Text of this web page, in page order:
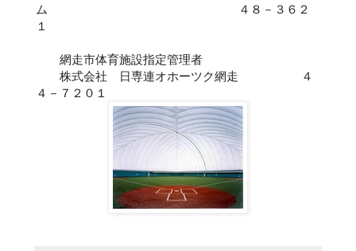
ム ４８－３６２
１
網走市体育施設指定管理者
株式会社 日専連オホーツク網走 ４
４－７２０１